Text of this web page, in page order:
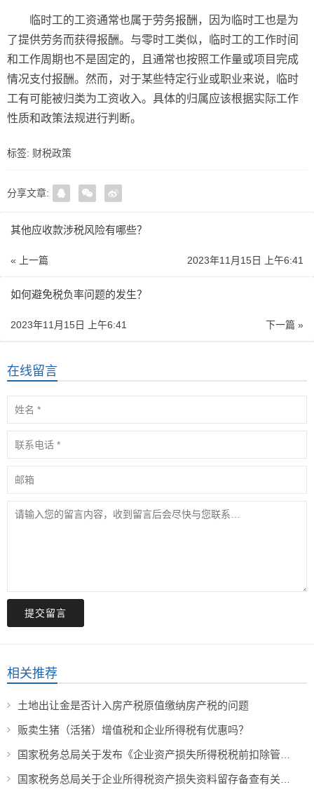
临时工的工资通常也属于劳务报酬，因为临时工也是为
了提供劳务而获得报酬。与零时工类似，临时工的工作时间
和工作周期也不是固定的，且通常也按照工作量或项目完成
情况支付报酬。然而，对于某些特定行业或职业来说，临时
工有可能被归类为工资收入。具体的归属应该根据实际工作
性质和政策法规进行判断。
标签: 财税政策
分享文章:
其他应收款涉税风险有哪些？
« 上一篇 2023年11月15日 上午6:41
如何避免税负率问题的发生？
下一篇 »
2023年11月15日 上午6:41
在线留言
提交留言
相关推荐
土地出让金是否计入房产税原值缴纳房产税的问题
贩卖生猪（活猪）增值税和企业所得税有优惠吗？
国家税务总局关于发布《企业资产损失所得税税前扣除管理办法》的公告
国家税务总局关于企业所得税资产损失资料留存备查有关事项的公告